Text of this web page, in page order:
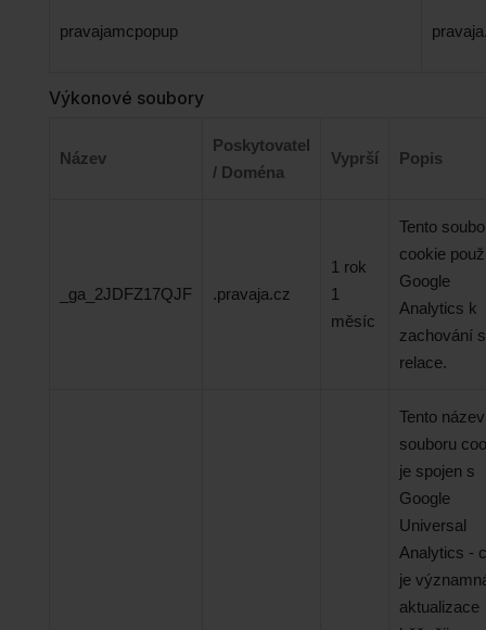
pravajamcpopup
Výkonové soubory
Název
Poskytovatel
/ Doména
Vyprší Popis
_ga_2JDFZ17QJF .pravaja.cz
1 rok
1
měsíc
Tento
cookie
Google
Analytics k
zachování
relace.
Tento název
souboru
je spojen s
Google
Universal
Analytics -
je
aktualizace